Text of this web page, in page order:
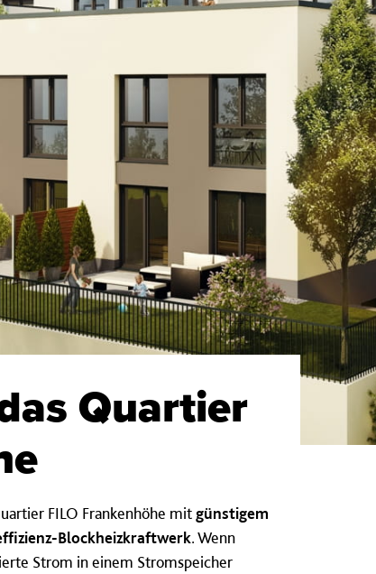
Quartier
FILO Frankenhöhe mitgünstigem
Blockheizkraftwerk. Wenn
Strom in einem Stromspeicher